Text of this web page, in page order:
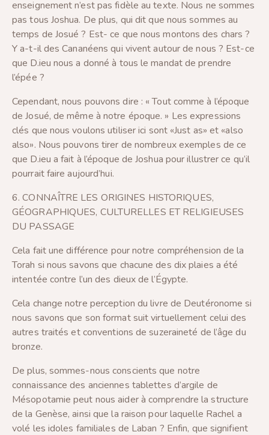
enseignement n’est pas fidèle au texte. Nous ne sommes
pas tous Joshua. De plus, qui dit que nous sommes au
temps de Josué ? Est- ce que nous montons des chars ?
Y a-t-il des Cananéens qui vivent autour de nous ? Est-ce
que D.ieu nous a donné à tous le mandat de prendre
l’épée ?
Cependant, nous pouvons dire : « Tout comme à l’époque
de Josué, de même à notre époque. » Les expressions
clés que nous voulons utiliser ici sont «Just as» et «also
also». Nous pouvons tirer de nombreux exemples de ce
que D.ieu a fait à l’époque de Joshua pour illustrer ce qu’il
pourrait faire aujourd’hui.
6. CONNAÎTRE LES ORIGINES HISTORIQUES,
GÉOGRAPHIQUES, CULTURELLES ET RELIGIEUSES
DU PASSAGE
Cela fait une différence pour notre compréhension de la
Torah si nous savons que chacune des dix plaies a été
intentée contre l’un des dieux de l’Égypte.
Cela change notre perception du livre de Deutéronome si
nous savons que son format suit virtuellement celui des
autres traités et conventions de suzeraineté de l’âge du
bronze.
De plus, sommes-nous conscients que notre
connaissance des anciennes tablettes d’argile de
Mésopotamie peut nous aider à comprendre la structure
de la Genèse, ainsi que la raison pour laquelle Rachel a
volé les idoles familiales de Laban ? Enfin, que signifient